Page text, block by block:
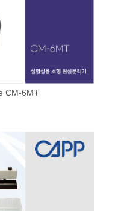
CM-6MT